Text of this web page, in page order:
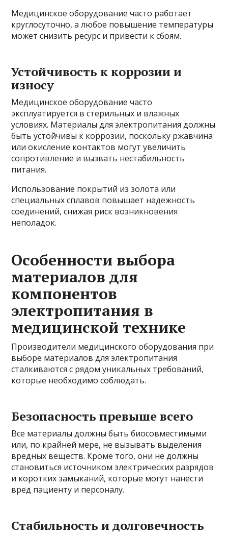
Медицинское оборудование часто работает
круглосуточно, а любое повышение температуры
может снизить ресурс и привести к сбоям.
Устойчивость к коррозии и
износу
Медицинское оборудование часто
эксплуатируется в стерильных и влажных
условиях. Материалы для электропитания должны
быть устойчивы к коррозии, поскольку ржавчина
или окисление контактов могут увеличить
сопротивление и вызвать нестабильность
питания.
Использование покрытий из золота или
специальных сплавов повышает надежность
соединений, снижая риск возникновения
неполадок.
Особенности выбора
материалов для
компонентов
электропитания в
медицинской технике
Производители медицинского оборудования при
выборе материалов для электропитания
сталкиваются с рядом уникальных требований,
которые необходимо соблюдать.
Безопасность превыше всего
Все материалы должны быть биосовместимыми
или, по крайней мере, не вызывать выделения
вредных веществ. Кроме того, они не должны
становиться источником электрических разрядов
и коротких замыканий, которые могут нанести
вред пациенту и персоналу.
Стабильность и долговечность